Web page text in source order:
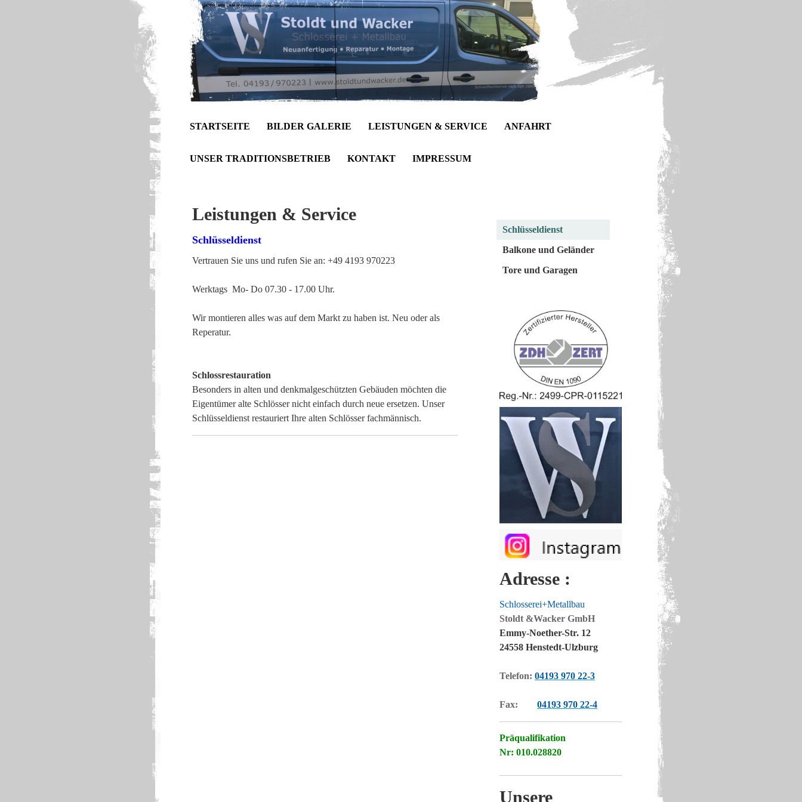
STARTSEITE BILDER GALERIE LEISTUNGEN & SERVICE ANFAHRT
UNSER TRADITIONSBETRIEB KONTAKT IMPRESSUM
Leistungen & Service
Schlüsseldienst
Vertrauen Sie uns und rufen Sie an: +49 4193 970223
Werktags Mo- Do 07.30 - 17.00 Uhr.
Wir montieren alles was auf dem Markt zu haben ist. Neu oder als
Reperatur.
Schlossrestauration
Besonders in alten und denkmalgeschützten Gebäuden möchten die
Eigentümer alte Schlösser nicht einfach durch neue ersetzen. Unser
Schlüsseldienst restauriert Ihre alten Schlösser fachmännisch.
Schlüsseldienst
Balkone und Geländer
Tore und Garagen
Adresse :
Schlosserei+Metallbau
Stoldt &Wacker GmbH
Emmy-Noether-Str. 12
24558 Henstedt-Ulzburg
Telefon: 04193 970 22-3
Fax: 04193 970 22-4
Präqualifikation
Nr: 010.028820
Unsere